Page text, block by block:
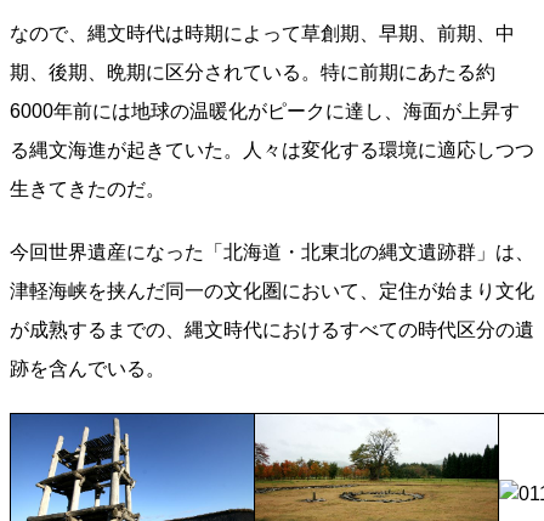
なので、縄文時代は時期によって草創期、早期、前期、中
期、後期、晩期に区分されている。特に前期にあたる約
6000年前には地球の温暖化がピークに達し、海面が上昇す
る縄文海進が起きていた。人々は変化する環境に適応しつつ
生きてきたのだ。
今回世界遺産になった「北海道・北東北の縄文遺跡群」は、
津軽海峡を挟んだ同一の文化圏において、定住が始まり文化
が成熟するまでの、縄文時代におけるすべての時代区分の遺
跡を含んでいる。